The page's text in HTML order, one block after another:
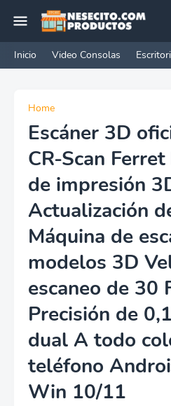
Inicio Video Consolas
Home
Escáner 3D
CR-Scan
de impresión
Actualización
Máquina de
modelos 3D
escaneo de 30
Precisión de
dual A todo
teléfono
Win 10/11